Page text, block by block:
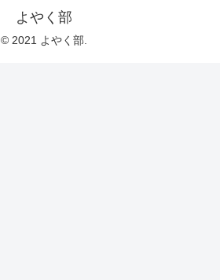
よやく部
© 2021 よやく部.